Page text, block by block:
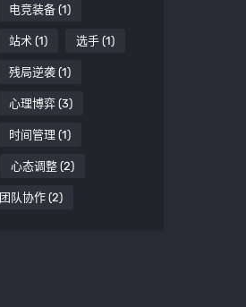
电竞装备 (1)
站术 (1) 选手 (1)
残局逆袭 (1)
心理博弈 (3)
时间管理 (1)
心态调整 (2)
团队协作 (2)